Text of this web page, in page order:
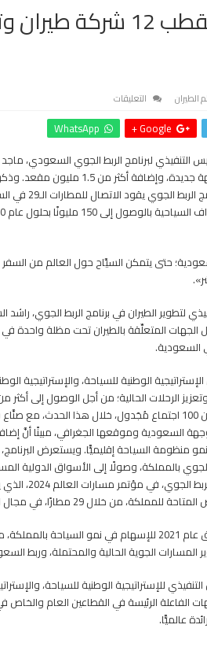
الطيران التعليقات
تستقطب
شركة
طيران
وتضيف
1.5
مليون
فى
عام
Google +
WhatsApp
لبرنامج الربط الجوي السعودي، ماجد
جذب 12 شركة طيران، و20 وجهة
المُقام حاليًّا
حتى يتمكن السيَّاح حول العالم من السفر
لتطوير الطيران في برنامج الربط الجوي،
المتعلِّقة بالطيران تحت مظلة واحدة في
السعودية.
الوطنية للسياحة، والإستراتيجية
الشمري أنَّ البرنامج لديه أكثر من 100 اجتماع مُجَدول، خلال هذا
السعودية وموقعها الجغرافي، مبينًا أنَّ
منظومة السياحة إقليميًّا. ويستعرض
بالمملكة، وصولًا إلى الأسواق الدولية
زيارة الجناح
من خلال 29 مطارًا، في مجال الربط الجوي.
يُذكر أنَّ برنامج الربط الجوي أُطلِق عام 2021 للإسهام في نمو
المسارات الجوية الحالية والمحتملة، وربط
للإستراتيجية الوطنية للسياحة،
الفاعلة الرئيسة في القطاعين العام
عالميًّا.